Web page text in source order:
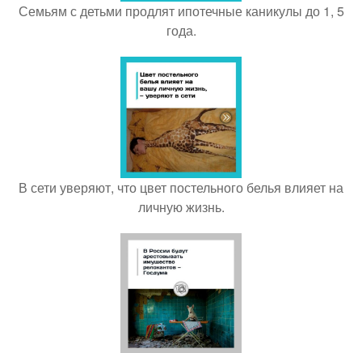
Семьям с детьми продлят ипотечные каникулы до 1, 5
года.
В сети уверяют, что цвет постельного белья влияет на
личную жизнь.